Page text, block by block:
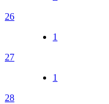
26
1
27
1
28